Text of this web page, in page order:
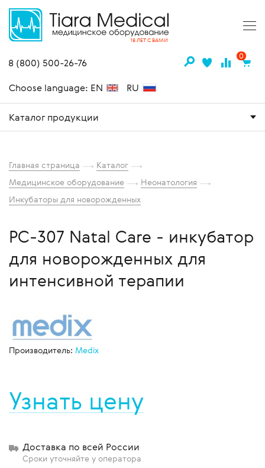
18 ЛЕТ С ВАМИ
8 (800) 500-26-76
0
Choose language: EN RU
Каталог продукции
Главная страница
Каталог
Медицинское оборудование
Неонатология
Инкубаторы для новорожденных
PC-307 Natal Care - инкубатор
для новорожденных для
интенсивной терапии
Производитель: Medix
Узнать цену
Доставка по всей России
Сроки уточняйте у оператора